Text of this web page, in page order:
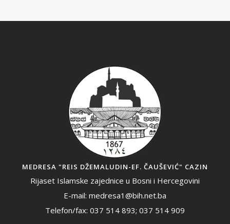
MEDRESA "REIS DŽEMALUDIN-EF. ČAUŠEVIĆ" CAZIN
Rijaset Islamske zajednice u Bosni i Hercegovini
E-mail: medresa1@bih.net.ba
Telefon/fax: 037 514 893; 037 514 909